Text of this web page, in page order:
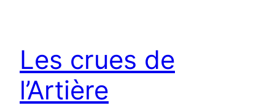
Les crues de
l’Artière